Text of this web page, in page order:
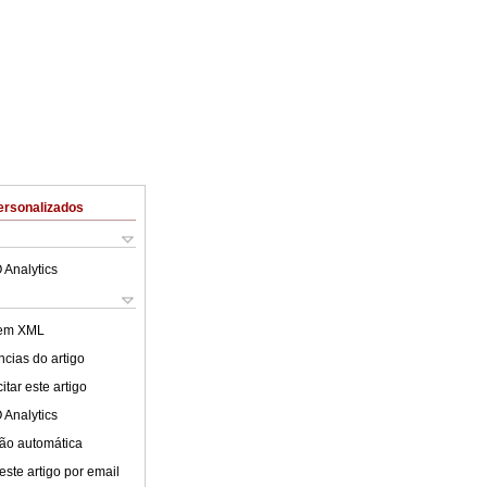
Analytics
XML
do artigo
este artigo
Analytics
automática
artigo por email